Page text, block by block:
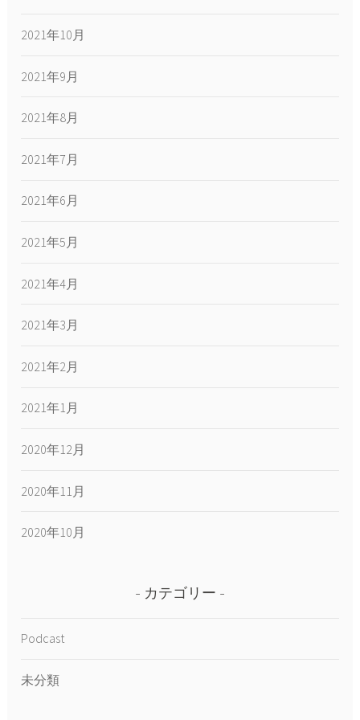
2021年10月
2021年9月
2021年8月
2021年7月
2021年6月
2021年5月
2021年4月
2021年3月
2021年2月
2021年1月
2020年12月
2020年11月
2020年10月
カテゴリー
Podcast
未分類